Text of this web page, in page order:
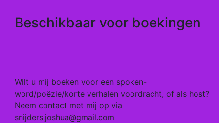
Beschikbaar voor boekingen
Wilt u mij boeken voor een spoken-
word/poëzie/korte verhalen voordracht, of als host?
Neem contact met mij op via
snijders.joshua@gmail.com